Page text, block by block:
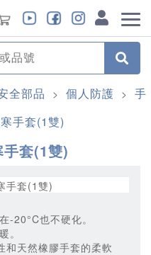
全部品 > 個人防護 > 手
手套(1雙)
套(1雙)
-20°C也不硬化。
。
和天然橡膠手套的柔軟